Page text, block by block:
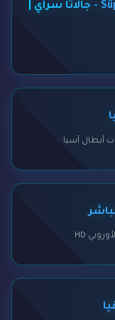
الدوري التركي بث مباشر | Süper Lig - جالاتا سراي |